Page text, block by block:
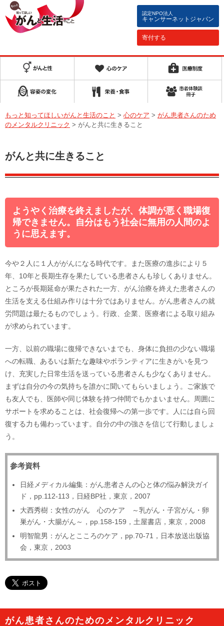
認定NPO法人
キャンサーネットジャパン
寄付する
もっと知ってほしいがんと生活のこと > 心のケア > がん患者さんのため
のメンタルクリニック > がんと共に生きること
がんと共に生きること
ようやく治療を終えましたが、体調が悪く職場復
帰できません。自分はもう社会に無用の人間のよ
うに思えます。
今や２人に１人ががんになる時代です。また医療の進歩により５
年、10年と長期生存を果たしている患者さんも珍しくありません。
ところが長期延命が果たされた一方、がん治療を終えた患者さんの
生活を支える仕組み作りは十分ではありません。がん患者さんの就
労問題は最たるものでしょう。行政、企業、医療者による取り組み
が求められています。
一方、以前の職場に復帰できないまでも、身体に負担の少ない職場
への転職、あるいは新たな趣味やボランティアに生きがいを見つ
け、充実した日常生活を送っている患者さんも少なくありません。
まずは自分の今の気持ちを誰かに聞いてもらいましょう。ご家族で
も友人でも、医師や同じ体験を持つ仲間でもかまいません。周囲に
サポートを求めることは、社会復帰への第一歩です。人には自ら回
復する力も備わっています。自分の中の強さを信じて行動しましょ
う。
参考資料
日経メディカル編集：がん患者さんの心と体の悩み解決ガイ
ド，pp.112-113，日経BP社，東京，2007
大西秀樹：女性のがん 心のケア ～乳がん・子宮がん・卵
巣がん・大腸がん～，pp.158-159，土屋書店，東京，2008
明智龍男：がんとこころのケア，pp.70-71，日本放送出版協
会，東京，2003
がん患者さんのためのメンタルクリニック